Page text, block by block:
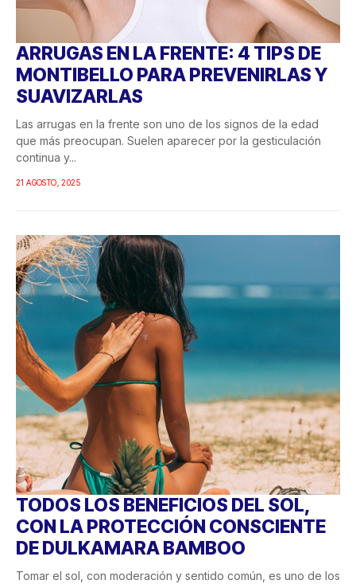
ARRUGAS EN LA FRENTE: 4 TIPS DE
MONTIBELLO PARA PREVENIRLAS Y
SUAVIZARLAS
Las arrugas en la frente son uno de los signos de la edad
que más preocupan. Suelen aparecer por la gesticulación
continua y...
21 AGOSTO, 2025
TODOS LOS BENEFICIOS DEL SOL,
CON LA PROTECCIÓN CONSCIENTE
DE DULKAMARA BAMBOO
Tomar el sol, con moderación y sentido común, es uno de los